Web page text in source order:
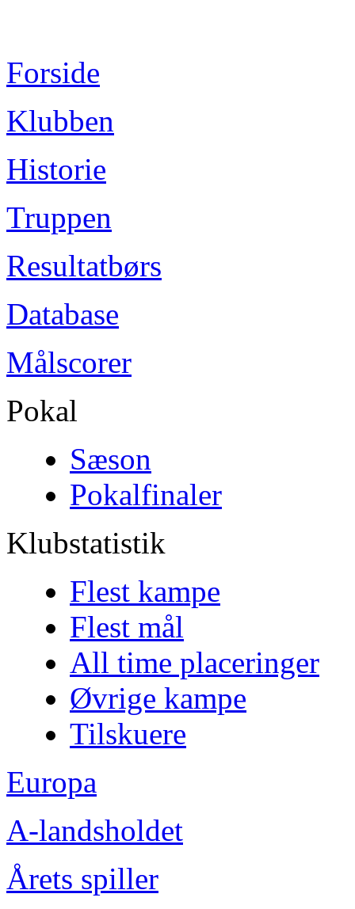
Forside
Klubben
Historie
Truppen
Resultatbørs
Database
Målscorer
Pokal
Sæson
Pokalfinaler
Klubstatistik
Flest kampe
Flest mål
All time placeringer
Øvrige kampe
Tilskuere
Europa
A-landsholdet
Årets spiller